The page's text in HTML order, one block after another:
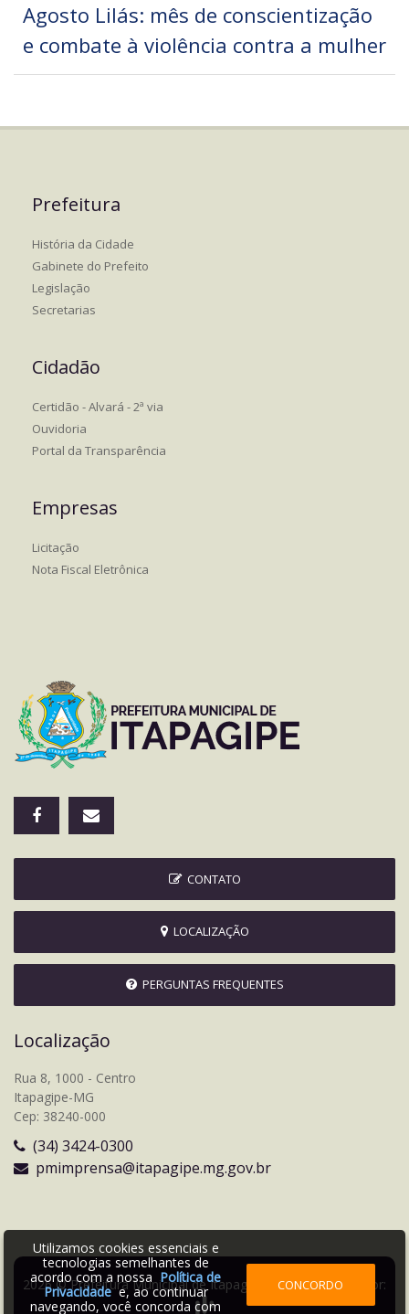
Agosto Lilás: mês de conscientização
e combate à violência contra a mulher
Prefeitura
História da Cidade
Gabinete do Prefeito
Legislação
Secretarias
Cidadão
Certidão - Alvará - 2ª via
Ouvidoria
Portal da Transparência
Empresas
Licitação
Nota Fiscal Eletrônica
CONTATO
LOCALIZAÇÃO
PERGUNTAS FREQUENTES
Localização
Rua 8, 1000 - Centro
Itapagipe-MG
Cep: 38240-000
(34) 3424-0300
pmimprensa@itapagipe.mg.gov.br
2026 © Prefeitura Municipal de Itapagipe | Desenvolvido por:
Utilizamos cookies essenciais e
tecnologias semelhantes de
acordo com a nossaPolítica de
Privacidadee, ao continuar
navegando, você concorda com
CONCORDO